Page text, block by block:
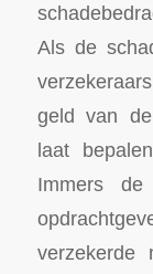
Als de
geld van
laat
Immers
verzekerde